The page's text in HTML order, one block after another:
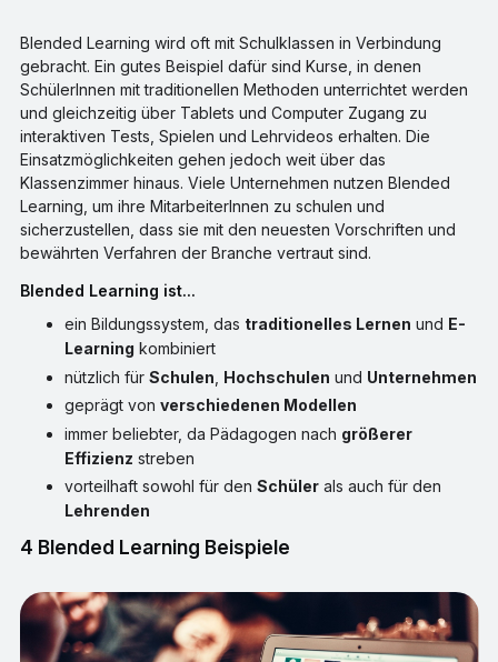
Blended Learning wird oft mit Schulklassen in Verbindung
gebracht. Ein gutes Beispiel dafür sind Kurse, in denen
SchülerInnen mit traditionellen Methoden unterrichtet werden
und gleichzeitig über Tablets und Computer Zugang zu
interaktiven Tests, Spielen und Lehrvideos erhalten. Die
Einsatzmöglichkeiten gehen jedoch weit über das
Klassenzimmer hinaus. Viele Unternehmen nutzen Blended
Learning, um ihre MitarbeiterInnen zu schulen und
sicherzustellen, dass sie mit den neuesten Vorschriften und
bewährten Verfahren der Branche vertraut sind.
Blended Learning ist...
ein Bildungssystem, das traditionelles Lernen und E-
Learning kombiniert
nützlich für Schulen Hochschulen und Unternehmen
geprägt von verschiedenen Modellen
immer beliebter, da Pädagogen nach größerer
Effizienz streben
vorteilhaft sowohl für den Schülerals auch für den
Lehrenden
4 Blended Learning Beispiele